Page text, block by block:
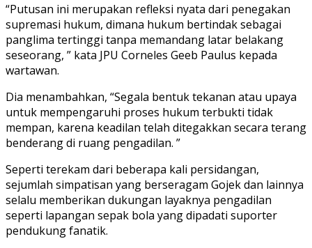
“Putusan ini merupakan refleksi nyata dari penegakan
supremasi hukum, dimana hukum bertindak sebagai
panglima tertinggi tanpa memandang latar belakang
seseorang, ” kata JPU Corneles Geeb Paulus kepada
wartawan.
Dia menambahkan, “Segala bentuk tekanan atau upaya
untuk mempengaruhi proses hukum terbukti tidak
mempan, karena keadilan telah ditegakkan secara terang
benderang di ruang pengadilan. ”
Seperti terekam dari beberapa kali persidangan,
sejumlah simpatisan yang berseragam Gojek dan lainnya
selalu memberikan dukungan layaknya pengadilan
seperti lapangan sepak bola yang dipadati suporter
pendukung fanatik.